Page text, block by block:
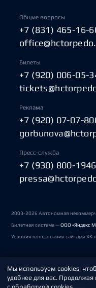
Общие вопросы
+7 (831) 465-16-
Билеты
+7 (920) 006-05-
Реклама
+7 (920) 07-07-
Пресс-служба
+7 (930) 800-1946
2003-2026 Автономная
Билетная система —ООО «Яндекс
Условия пользования сайтами ХК
Политика обработки
Мы используем cookies,
удобнее для вас.